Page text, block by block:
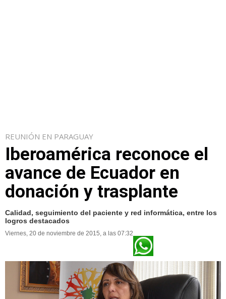
REUNIÓN EN PARAGUAY
Iberoamérica reconoce el
avance de Ecuador en
donación y trasplante
Calidad, seguimiento del paciente y red informática, entre los
logros destacados
Viernes, 20 de noviembre de 2015, a las 07:32